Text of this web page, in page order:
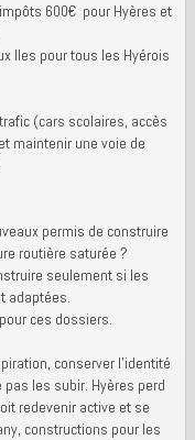
600€ pour Hyères et
Iles pour tous les Hyérois
(cars scolaires, accès
maintenir une voie de
permis de construire
routière saturée ?
seulement si les
adaptées.
ces dossiers.
conserver l'identité
les subir. Hyères perd
redevenir active et se
constructions pour les